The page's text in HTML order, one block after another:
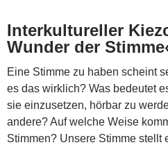
Interkultureller
Wunder der
Eine Stimme zu haben scheint
es das wirklich? Was bedeutet
sie einzusetzen, hörbar zu
andere? Auf welche Weise
Stimmen? Unsere Stimme stellt